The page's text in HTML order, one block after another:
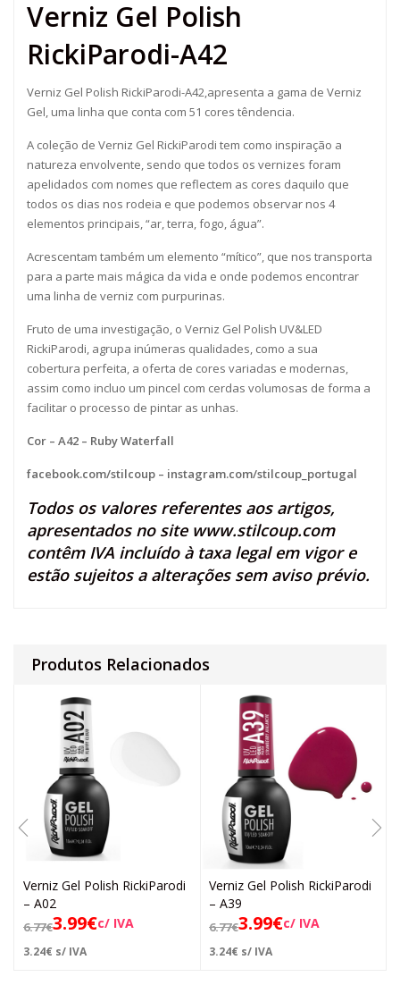
Verniz Gel Polish
RickiParodi-A42
Verniz Gel Polish RickiParodi-A42,apresenta a gama de Verniz
Gel, uma linha que conta com 51 cores têndencia.
A coleção de Verniz Gel RickiParodi tem como inspiração a
natureza envolvente, sendo que todos os vernizes foram
apelidados com nomes que reflectem as cores daquilo que
todos os dias nos rodeia e que podemos observar nos 4
elementos principais, “ar, terra, fogo, água”.
Acrescentam também um elemento “mítico”, que nos transporta
para a parte mais mágica da vida e onde podemos encontrar
uma linha de verniz com purpurinas.
Fruto de uma investigação, o Verniz Gel Polish UV&LED
RickiParodi, agrupa inúmeras qualidades, como a sua
cobertura perfeita, a oferta de cores variadas e modernas,
assim como incluo um pincel com cerdas volumosas de forma a
facilitar o processo de pintar as unhas.
Cor – A42 – Ruby Waterfall
facebook.com/stilcoup – instagram.com/stilcoup_portugal
Todos os valores referentes aos artigos,
apresentados no site www.stilcoup.com
contêm IVA incluído à taxa legal em vigor e
estão sujeitos a alterações sem aviso prévio.
Produtos Relacionados
Verniz Gel Polish RickiParodi
– A02
6.77€3.99€c/ IVA
3.24€ s/ IVA
Verniz Gel Polish RickiParodi
– A39
6.77€3.99€c/ IVA
3.24€ s/ IVA